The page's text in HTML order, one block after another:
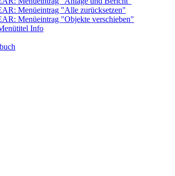
Menüeintrag "Alle zurücksetzen"
Menüeintrag "Objekte verschieben"
Info